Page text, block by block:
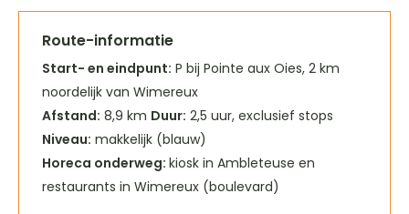
Route-informatie
Start- en eindpunt: P bij Pointe aux Oies, 2 km
noordelijk van Wimereux
Afstand: 8,9 km Duur: 2,5 uur, exclusief stops
Niveau: makkelijk (blauw)
Horeca onderweg: kiosk in Ambleteuse en
restaurants in Wimereux (boulevard)